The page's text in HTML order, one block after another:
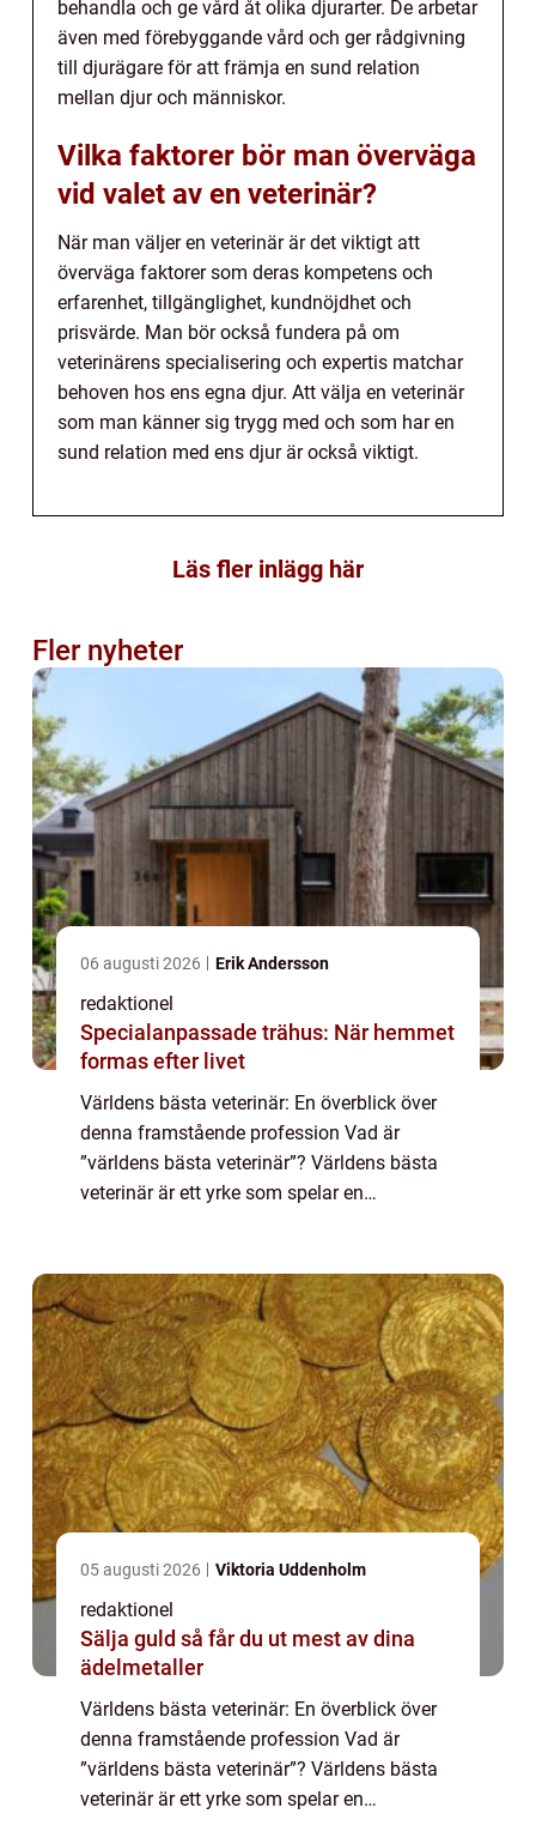
behandla och ge vård åt olika djurarter. De arbetar
även med förebyggande vård och ger rådgivning
till djurägare för att främja en sund relation
mellan djur och människor.
Vilka faktorer bör man överväga
vid valet av en veterinär?
När man väljer en veterinär är det viktigt att
överväga faktorer som deras kompetens och
erfarenhet, tillgänglighet, kundnöjdhet och
prisvärde. Man bör också fundera på om
veterinärens specialisering och expertis matchar
behoven hos ens egna djur. Att välja en veterinär
som man känner sig trygg med och som har en
sund relation med ens djur är också viktigt.
Läs fler inlägg här
Fler nyheter
06 augusti 2026 Erik Andersson
redaktionel
Specialanpassade trähus: När hemmet
formas efter livet
Världens bästa veterinär: En överblick över
denna framstående profession Vad är
”världens bästa veterinär”? Världens bästa
veterinär är ett yrke som spelar en
utbildad...
05 augusti 2026 Viktoria Uddenholm
redaktionel
Sälja guld så får du ut mest av dina
ädelmetaller
Världens bästa veterinär: En överblick över
denna framstående profession Vad är
”världens bästa veterinär”? Världens bästa
veterinär är ett yrke som spelar en